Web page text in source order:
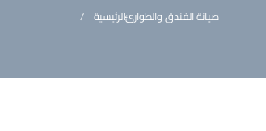
الرئيسيةصيانة الفندق والطوارئ